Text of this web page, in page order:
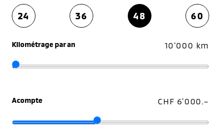
24 36 48 60
Kilométrage par an 10'000 km
Acompte CHF 6'000.–